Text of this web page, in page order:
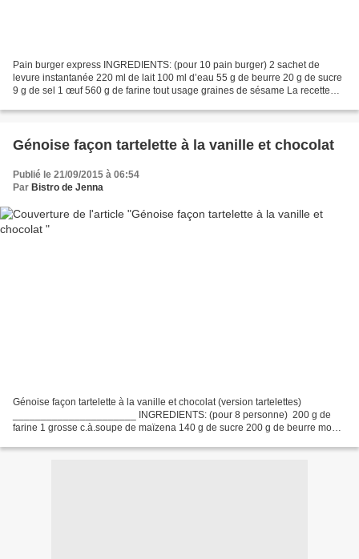
Pain burger express INGREDIENTS: (pour 10 pain burger) 2 sachet de
levure instantanée 220 ml de lait 100 ml d’eau 55 g de beurre 20 g de sucre
9 g de sel 1 œuf 560 g de farine tout usage graines de sésame La recette
Génoise façon tartelette à la vanille et chocolat
Publié le 21/09/2015 à 06:54
Par Bistro de Jenna
Génoise façon tartelette à la vanille et chocolat (version tartelettes)
______________________ INGREDIENTS: (pour 8 personne) ​ 200 g de
farine 1 grosse c.à.soupe de maïzena 140 g de sucre 200 g de beurre mou 4